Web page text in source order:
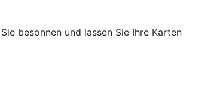
besonnen und lassen Sie Ihre Karten